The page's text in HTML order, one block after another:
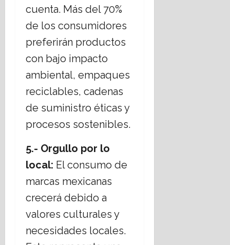
cuenta. Más del 70%
de los consumidores
preferirán productos
con bajo impacto
ambiental, empaques
reciclables, cadenas
de suministro éticas y
procesos sostenibles.
5.- Orgullo por lo
local: El consumo de
marcas mexicanas
crecerá debido a
valores culturales y
necesidades locales.